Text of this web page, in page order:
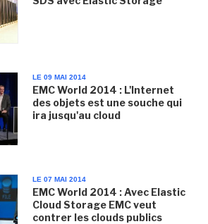
LE 09 MAI 2014
EMC World 2014 : L'Internet
des objets est une souche qui
ira jusqu'au cloud
LE 07 MAI 2014
EMC World 2014 : Avec Elastic
Cloud Storage EMC veut
contrer les clouds publics